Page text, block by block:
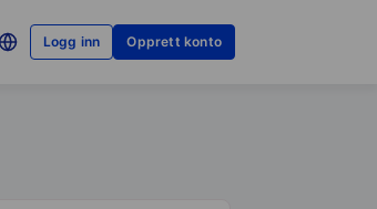
Logg inn Opprett konto